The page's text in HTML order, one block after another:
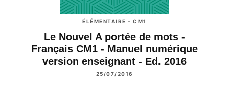
ÉLÉMENTAIRE - CM1
Le Nouvel A portée de mots -
Français CM1 - Manuel numérique
version enseignant - Ed. 2016
25/07/2016